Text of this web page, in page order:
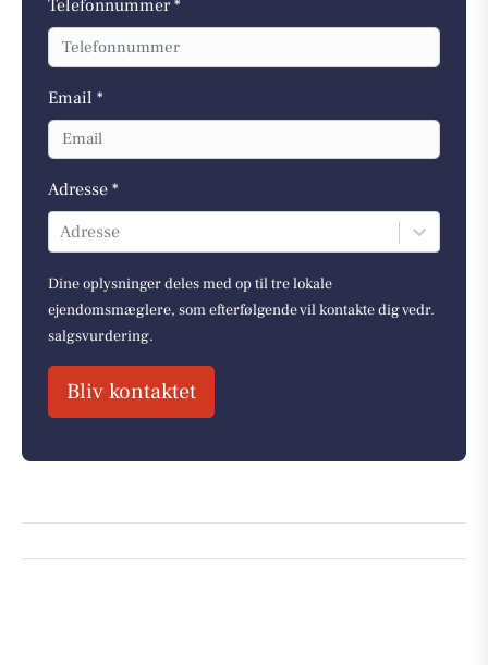
Telefonnummer *
Email *
Adresse *
Adresse
Dine oplysninger deles med op til tre lokale
ejendomsmæglere, som efterfølgende vil kontakte dig vedr.
salgsvurdering.
Bliv kontaktet